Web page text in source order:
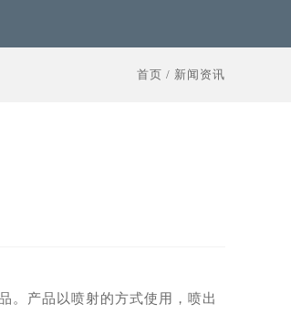
首页 / 新闻资讯
。产品以喷射的方式使用，喷出